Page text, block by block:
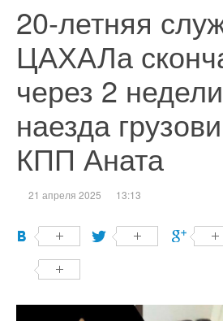
20-летняя
ЦАХАЛа
через 2
наезда
КПП Аната
21 апреля 2025 13:13